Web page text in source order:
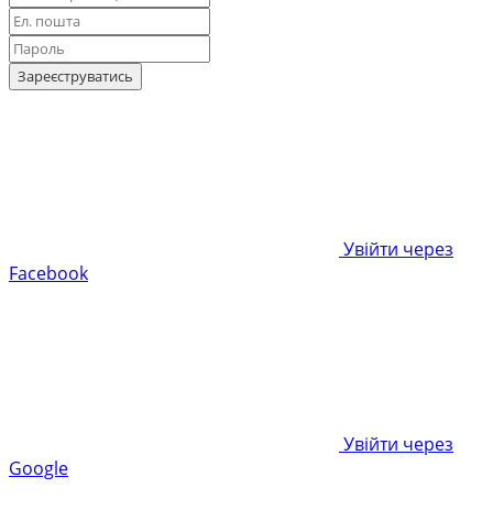
Зареєструватись
Увійти через
Facebook
Увійти через
Google